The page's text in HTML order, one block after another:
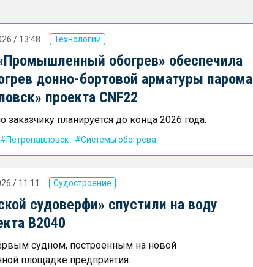
/ 13:48 Технологии
обогрев» обеспечила
донно-бортовой арматуры парома
проекта CNF22
заказчику планируется до конца 2026 года.
Петропавловск Системы обогрева
/ 11:11 Судостроение
судоверфи» спустили на воду
В2040
судном, построенным на новой
площадке предприятия.